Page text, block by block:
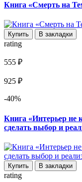
Книга «Смерть на
Купить В закладки
rating
555 ₽
925 ₽
-40%
Книга «Интерьер не
сделать выбор и
Купить В закладки
rating